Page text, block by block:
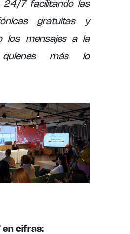
24/7 facilitando las
gratuitas y
los mensajes a la
quienes más lo
en cifras: